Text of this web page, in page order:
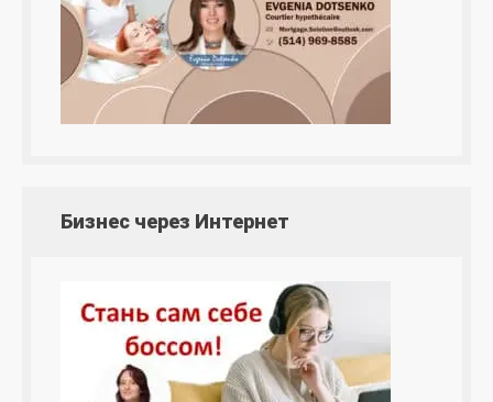
Бизнес через Интернет